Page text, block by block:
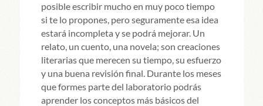
posible escribir mucho en muy poco tiempo
si te lo propones, pero seguramente esa idea
estará incompleta y se podrá mejorar. Un
relato, un cuento, una novela; son creaciones
literarias que merecen su tiempo, su esfuerzo
y una buena revisión final. Durante los meses
que formes parte del laboratorio podrás
aprender los conceptos más básicos del